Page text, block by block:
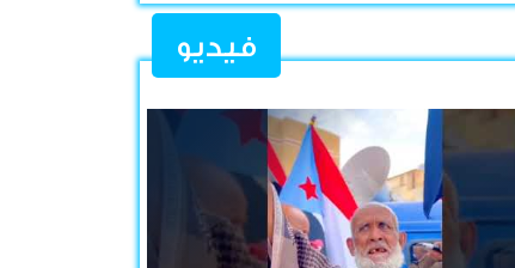
فيديو